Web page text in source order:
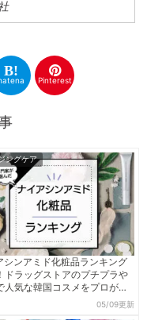
Pinterest
ングケア
05/09更新
シンアミド化粧品ランキング
ドラッグストアのプチプラや
人気な韓国コスメをプロが本